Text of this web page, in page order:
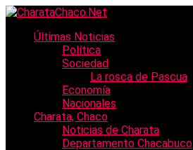
Últimas Noticias
Política
Sociedad
La rosca de Pascua
Economía
Nacionales
Charata, Chaco
Noticias de Charata
Departamento Chacabuco